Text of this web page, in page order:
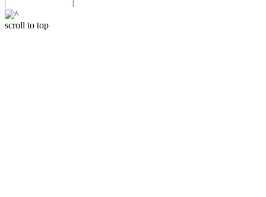
scroll to top